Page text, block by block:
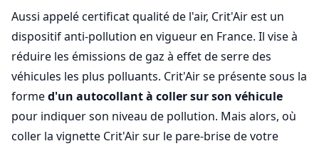
Aussi appelé certificat qualité de l'air, Crit'Air est un
dispositif anti-pollution en vigueur en France. Il vise à
réduire les émissions de gaz à effet de serre des
véhicules les plus polluants. Crit'Air se présente sous la
formed'un autocollant à coller sur son véhicule
pour indiquer son niveau de pollution. Mais alors, où
coller la vignette Crit'Air sur le pare-brise de votre